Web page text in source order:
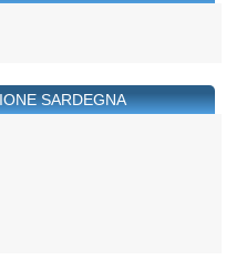
SARDEGNA